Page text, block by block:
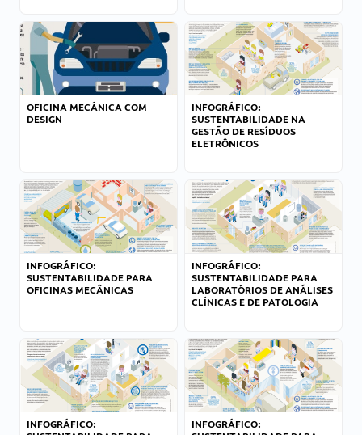
OFICINA MECÂNICA COM
DESIGN
INFOGRÁFICO:
SUSTENTABILIDADE NA
GESTÃO DE RESÍDUOS
ELETRÔNICOS
INFOGRÁFICO:
SUSTENTABILIDADE PARA
OFICINAS MECÂNICAS
INFOGRÁFICO:
SUSTENTABILIDADE PARA
LABORATÓRIOS DE ANÁLISES
CLÍNICAS E DE PATOLOGIA
INFOGRÁFICO:
INFOGRÁFICO: